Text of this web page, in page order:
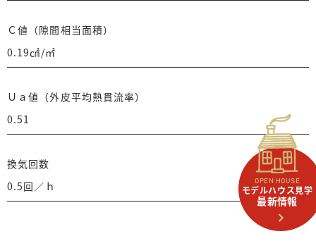
OPEN HOUSE
モデルハウス見学
最新情報
Ｃ値（隙間相当面積）
0.19㎠/㎡
Ｕａ値（外皮平均熱貫流率）
0.51
換気回数
0.5回／ｈ